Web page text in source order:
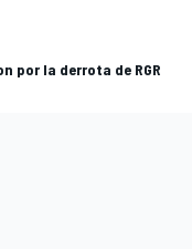
por la derrota de RGR